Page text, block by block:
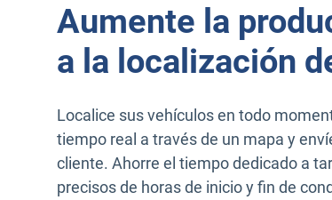
Aumente la
a la localización
Localice sus vehículos en todo
tiempo real a través de un mapa y
cliente. Ahorre el tiempo dedicado a
precisos de horas de inicio y fin de